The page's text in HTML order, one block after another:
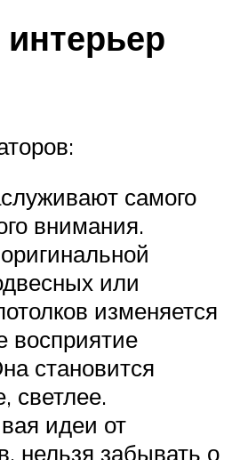
самого
внимания.
или
изменяется
восприятие
становится
светлее.
идеи от
нельзя забывать о